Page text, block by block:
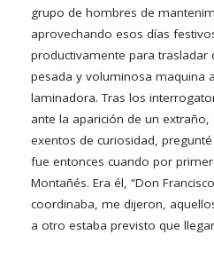
grupo de hombres de
aprovechando esos días
productivamente para trasladar
pesada y voluminosa maquina
laminadora. Tras los
ante la aparición de un
exentos de curiosidad,
fue entonces cuando por
Montañés. Era él, “Don
coordinaba, me dijeron,
a otro estaba previsto que